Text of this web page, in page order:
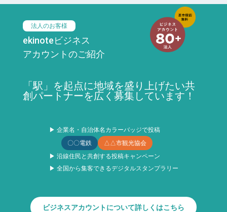
法人のお客様
ekinoteビジネス
アカウントのご紹介
「駅」を起点に地域を盛り上げたい共
創パートナーを広く募集しています！
▶ 企業名・自治体名カラーバッジで投稿
〇〇電鉄
△△市観光協会
▶ 沿線住民と共創する投稿キャンペーン
▶ 全国から集客できるデジタルスタンプラリー
ビジネスアカウントについて詳しくはこちら